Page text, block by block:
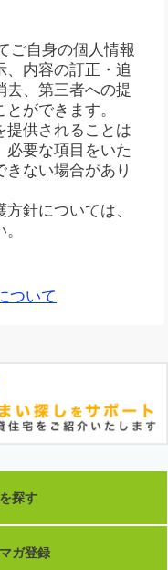
ご自身の個人情報
、内容の訂正・追
去、第三者への提
ができます。
提供されることは
必要な項目をいた
ない場合があり
針については、
ついて
探す
ガ登録